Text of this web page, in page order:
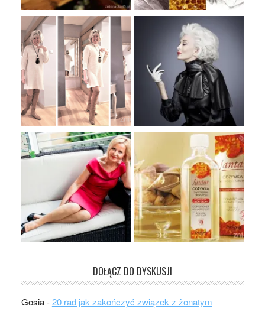
DOŁĄCZ DO DYSKUSJI
Gosia-20 rad jak zakończyć związek z żonatym